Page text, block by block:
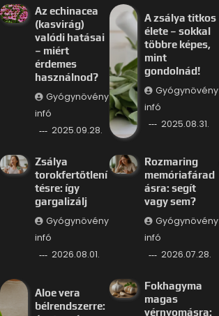
Az echinacea
(kasvirág)
valódi hatásai
– miért
érdemes
használnod?
Gyógynövény
infó
2025.09.28.
A zsálya titkos
élete – sokkal
többre képes,
mint
gondolnád!
Gyógynövény
infó
2025.08.31.
Zsálya
torokfertőtlení
tésre: így
gargalizálj
Gyógynövény
infó
2026.08.01.
Rozmaring
memóriafárad
ásra: segít
vagy sem?
Gyógynövény
infó
2026.07.28.
Aloe vera
bélrendszerre:
Fokhagyma
magas
vérnyomásra: